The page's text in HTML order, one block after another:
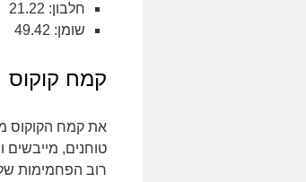
חלבון: 21.22
שומן: 49.42
קמח קוקוס
את קמח הקוקוס
טוחנים, מייבשים
רוב הפחמימות